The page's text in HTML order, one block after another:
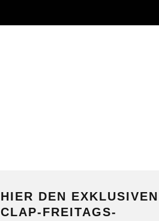
HIER DEN EXKLUSIVEN
CLAP-FREITAGS-